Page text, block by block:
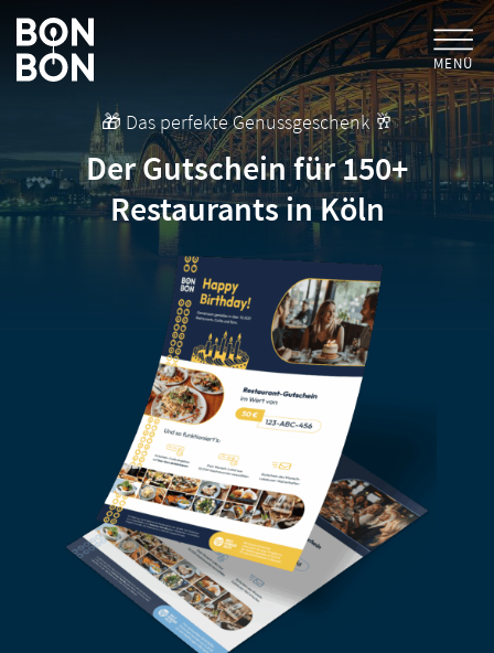
GUTSCHEIN EINLÖSEN
+
FÜR FIRMEN / MITARBEITERGESCHENK
+
GESCHENKGUTSCHEINE
FÜR GASTRONOMEN
MENÜ
🎁 Das perfekte Genussgeschenk 🥂
Der Gutschein für 150+
Restaurants in Köln